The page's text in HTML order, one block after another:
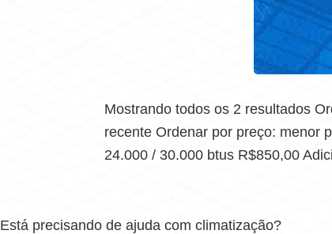
Mostrando todos os 2 resultados
recente Ordenar por preço: menor
24.000 / 30.000 btus R$850,00
Está precisando de ajuda com climatização?